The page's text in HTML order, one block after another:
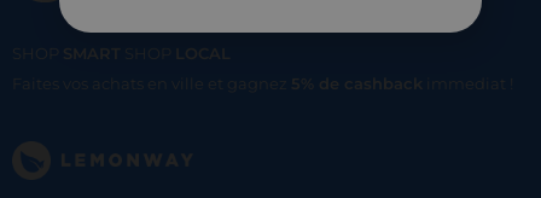
SHOP SMART SHOP
LOCAL
Faites vos achats en ville et gagnez 5% de cashback immediat !